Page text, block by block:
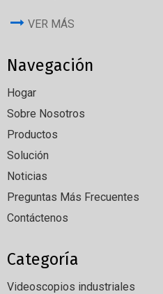
VER MÁS
Navegación
Hogar
Sobre Nosotros
Productos
Solución
Noticias
Preguntas Más Frecuentes
Contáctenos
Categoría
Videoscopios industriales